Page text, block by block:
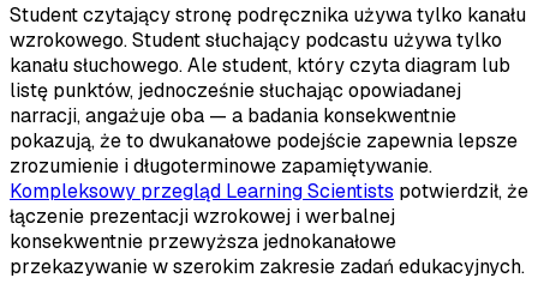
Student czytający stronę podręcznika używa tylko kanału
wzrokowego. Student słuchający podcastu używa tylko
kanału słuchowego. Ale student, który czyta diagram lub
listę punktów, jednocześnie słuchając opowiadanej
narracji, angażuje oba — a badania konsekwentnie
pokazują, że to dwukanałowe podejście zapewnia lepsze
zrozumienie i długoterminowe zapamiętywanie.
Kompleksowy przegląd Learning Scientists potwierdził, że
łączenie prezentacji wzrokowej i werbalnej
konsekwentnie przewyższa jednokanałowe
przekazywanie w szerokim zakresie zadań edukacyjnych.